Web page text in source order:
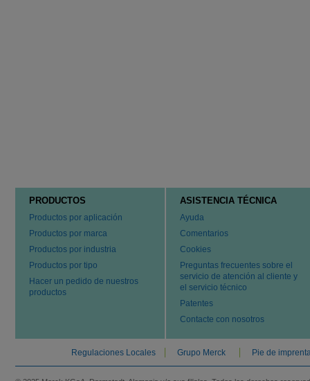
PRODUCTOS
Productos por aplicación
Productos por marca
Productos por industria
Productos por tipo
Hacer un pedido de nuestros
productos
ASISTENCIA TÉCNICA
Ayuda
Comentarios
Cookies
Preguntas frecuentes sobre el
servicio de atención al cliente y
el servicio técnico
Patentes
Contacte con nosotros
Regulaciones Locales Grupo Merck Pie de